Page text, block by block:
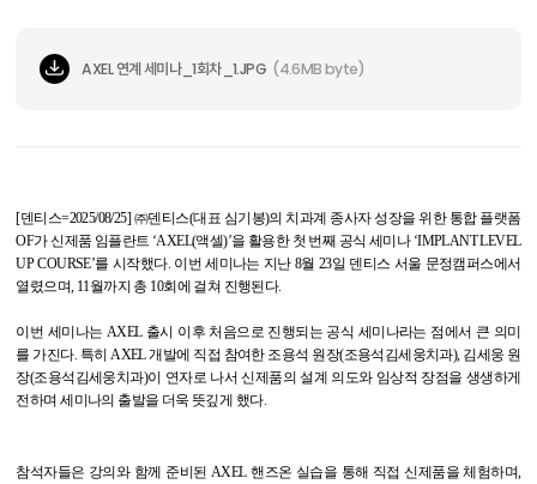
AXEL 연계 세미나_1회차_1.JPG (4.6MB byte)
[덴티스=2025/08/25] ㈜덴티스(대표 심기봉)의 치과계 종사자 성장을 위한 통합 플랫폼
OF가 신제품 임플란트 ‘AXEL(액셀)’을 활용한 첫 번째 공식 세미나 ‘IMPLANT LEVEL
UP COURSE’를 시작했다. 이번 세미나는 지난8월 23일 덴티스 서울 문정캠퍼스에서
열렸으며, 11월까지 총 10회에 걸쳐 진행된다.
이번 세미나는 AXEL 출시 이후 처음으로 진행되는 공식 세미나라는 점에서 큰 의미
를 가진다. 특히 AXEL개발에 직접 참여한 조용석 원장(조용석김세웅치과), 김세웅 원
장(조용석김세웅치과)이 연자로 나서 신제품의 설계 의도와 임상적 장점을 생생하게
전하며 세미나의 출발을 더욱 뜻깊게 했다.
참석자들은 강의와 함께 준비된 AXEL핸즈온 실습을 통해 직접 신제품을 체험하며